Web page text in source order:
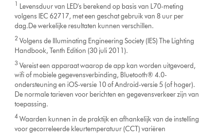
1 Levensduur van LED's berekend op basis van L70-meting
volgens IEC 62717, met een geschat gebruik van 8 uur per
dag.De werkelijke resultaten kunnen verschillen.
2 Volgens de Illuminating Engineering Society (IES) The Lighting
Handbook, Tenth Edition (30 juli 2011).
3 Vereist een apparaat waarop de app kan worden uitgevoerd,
wifi of mobiele gegevensverbinding, Bluetooth® 4.0-
ondersteuning en iOS-versie 10 of Android-versie 5 (of hoger).
De normale tarieven voor berichten en gegevensverkeer zijn van
toepassing.
4 Waarden kunnen in de praktijk en afhankelijk van de instelling
voor gecorreleerde kleurtemperatuur (CCT) variëren